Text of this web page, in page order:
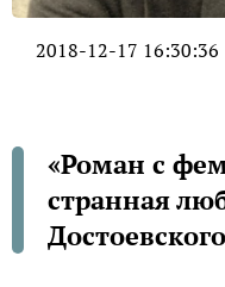
2018-12-17 16:30:36
«Роман с
странная
Достоевского